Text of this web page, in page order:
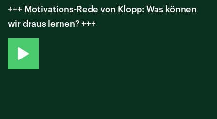
+++ Motivations-Rede von Klopp: Was können
wir draus lernen? +++